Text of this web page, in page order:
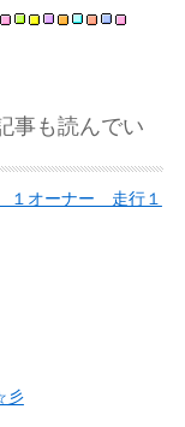
事も読んでい
オーナー 走行１
彡